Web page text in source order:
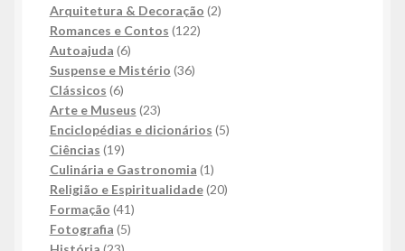
produtos
Arquitetura & Decoração 22
Romances e Contos 122122
Autoajuda 66
produtos
Suspense e Mistério 3636
Clássicos 66
produtos
Arte e Museus 2323
produtos
Enciclopédias e dicionários 55
Ciências 1919
produtos
Culinária e Gastronomia 11
produto
Religião e Espiritualidade 2020
Formação 4141
produtos
Fotografia 55